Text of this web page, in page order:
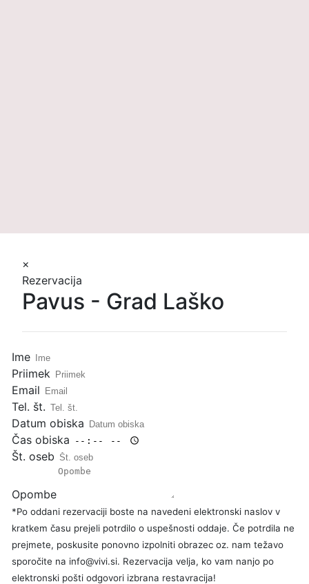
dolgotrajnem najemu in ga tako ohranila v rokah Laščanov.
×
Rezervacija
Pavus - Grad Laško
Ime
Priimek
Email
Tel. št.
Datum obiska
Čas obiska
Št. oseb
Opombe
*Po oddani rezervaciji boste na navedeni elektronski naslov v
kratkem času prejeli potrdilo o uspešnosti oddaje. Če potrdila ne
prejmete, poskusite ponovno izpolniti obrazec oz. nam težavo
sporočite na info@vivi.si. Rezervacija velja, ko vam nanjo po
elektronski pošti odgovori izbrana restavracija!